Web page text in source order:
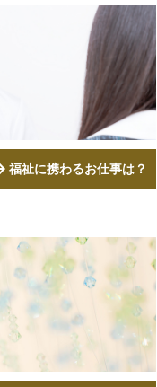
福祉に携わるお仕事は？